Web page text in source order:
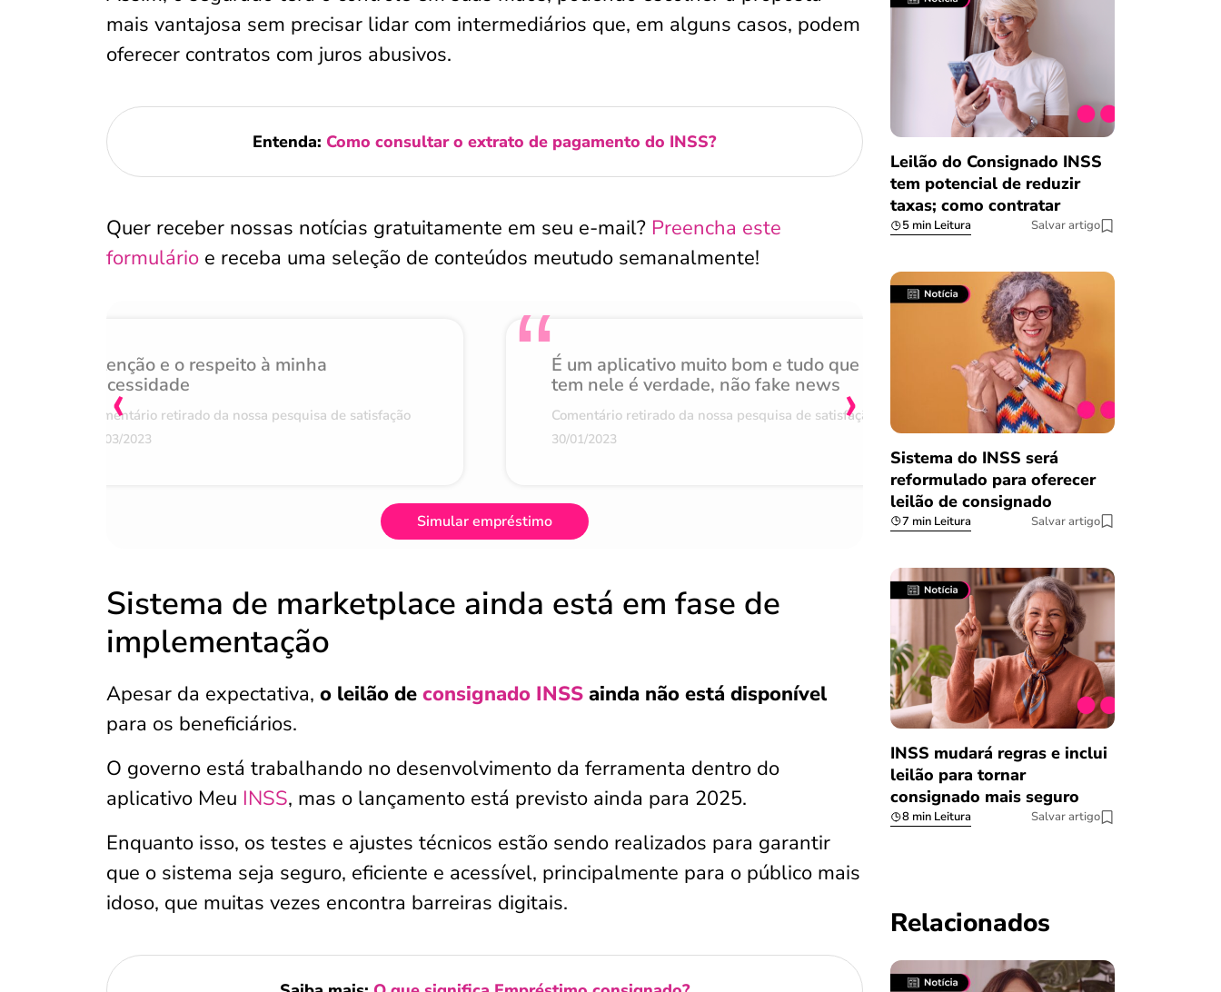
mais vantajosa sem precisar lidar com intermediários que, em alguns casos, podem
oferecer contratos com juros abusivos.
Entenda: Como consultar o extrato de pagamento do INSS?
Quer receber nossas notícias gratuitamente em seu e-mail? Preencha este
formulário e receba uma seleção de conteúdos meutudo semanalmente!
Atenção e o respeito à minha
necessidade
Comentário retirado da nossa pesquisa de satisfação
07/03/2023
É um aplicativo muito bom e tudo que
tem nele é verdade, não fake news
Comentário retirado da nossa pesquisa de satisfação
30/01/2023
Achei muito rápido,
burocracia
Comentário retirado da nossa
08/03/2023
‹ ›
Simular empréstimo
Sistema de marketplace ainda está em fase de
implementação
Apesar da expectativa, o leilão de consignado INSS ainda não está disponível
para os beneficiários.
O governo está trabalhando no desenvolvimento da ferramenta dentro do
aplicativo Meu INSS, mas o lançamento está previsto ainda para 2025.
Enquanto isso, os testes e ajustes técnicos estão sendo realizados para garantir
que o sistema seja seguro, eficiente e acessível, principalmente para o público mais
idoso, que muitas vezes encontra barreiras digitais.
Leilão do Consignado INSS
tem potencial de reduzir
taxas; como contratar
5 min Leitura Salvar artigo
Sistema do INSS será
reformulado para oferecer
leilão de consignado
7 min Leitura Salvar artigo
INSS mudará regras e inclui
leilão para tornar
consignado mais seguro
8 min Leitura Salvar artigo
Relacionados